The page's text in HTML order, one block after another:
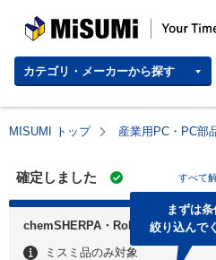
MISUMI | Your Time, Our Priority
カテゴリ・メーカーから探す
MISUMI トップ 産業用PC・PC部
確定しました すべて
まずは
絞り込んで
chemSHERPA・RoHS
ミスミ品のみ対象